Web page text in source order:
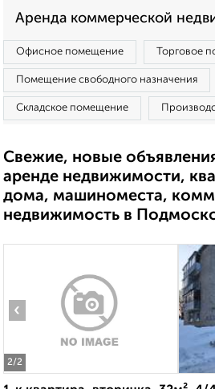
Аренда коммерческой
Офисное помещение Торговое
Помещение свободного назначения
Складское помещение
Свежие, новые
аренде недвижимости,
дома, машиноместа,
недвижимость в
2/2
‹